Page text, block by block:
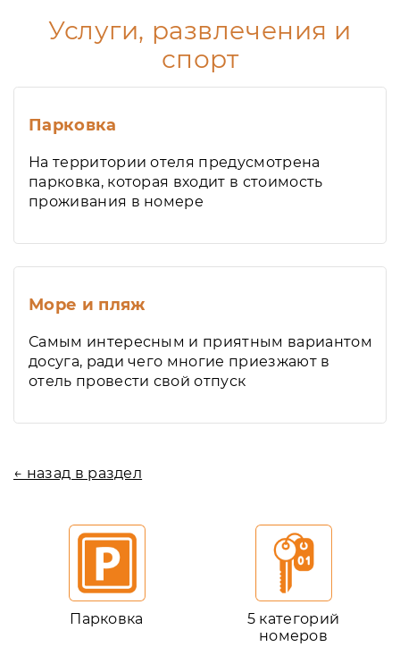
Услуги, развлечения и
спорт
Парковка
На территории отеля предусмотрена
парковка, которая входит в стоимость
проживания в номере
Море и пляж
Самым интересным и приятным вариантом
досуга, ради чего многие приезжают в
отель провести свой отпуск
← назад в раздел
Парковка
5 категорий
номеров